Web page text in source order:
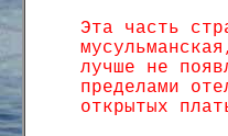
Эта часть
лучше не
пределами
открытых